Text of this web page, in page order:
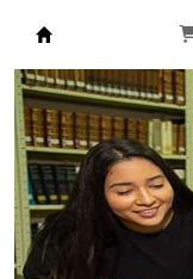
Biblioteca